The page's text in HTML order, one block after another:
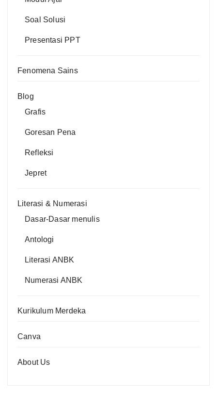
Soal Solusi
Presentasi PPT
Fenomena Sains
Blog
Grafis
Goresan Pena
Refleksi
Jepret
Literasi & Numerasi
Dasar-Dasar menulis
Antologi
Literasi ANBK
Numerasi ANBK
Kurikulum Merdeka
Canva
About Us